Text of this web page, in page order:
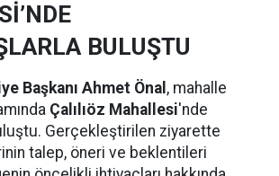
BULUŞTU
Başkanı Ahmet Önal , mahalle
Çalılıöz Mahallesi'nde
Gerçekleştirilen ziyarette
talep, öneri ve beklentileri